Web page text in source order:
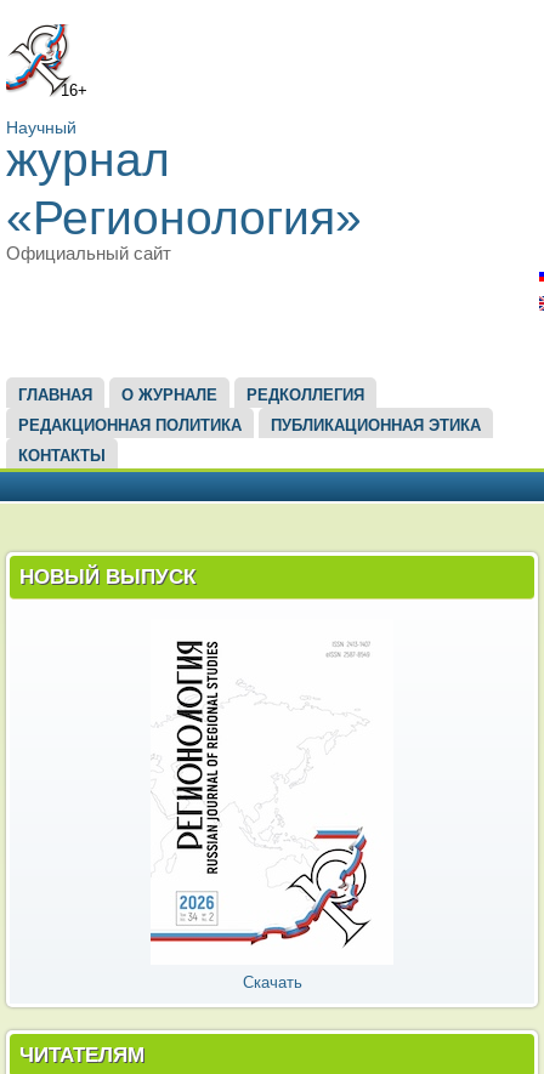
16+
Научный
журнал
«Регионология»
Официальный сайт
ГЛАВНОЕ МЕНЮ
ГЛАВНАЯ О ЖУРНАЛЕ
РЕДКОЛЛЕГИЯ
РЕДАКЦИОННАЯ ПОЛИТИКА
ПУБЛИКАЦИОННАЯ ЭТИКА
КОНТАКТЫ
НОВЫЙ ВЫПУСК
Скачать
ЧИТАТЕЛЯМ